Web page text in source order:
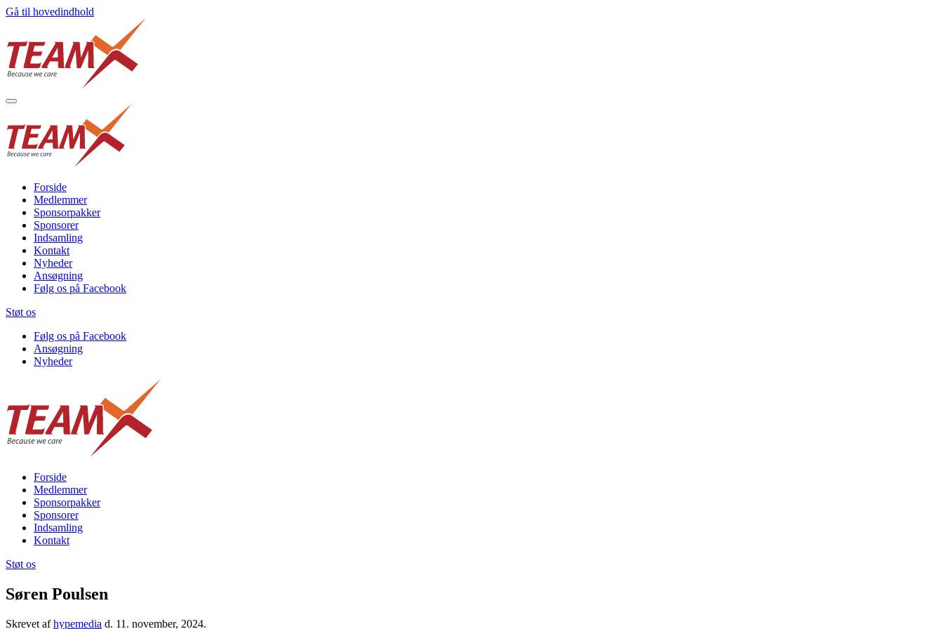
Gå til hovedindhold
Forside
Medlemmer
Sponsorpakker
Sponsorer
Indsamling
Kontakt
Nyheder
Ansøgning
Følg os på Facebook
Støt os
Følg os på Facebook
Ansøgning
Nyheder
Forside
Medlemmer
Sponsorpakker
Sponsorer
Indsamling
Kontakt
Støt os
Søren Poulsen
Skrevet afhypemedia d. 11. november, 2024.